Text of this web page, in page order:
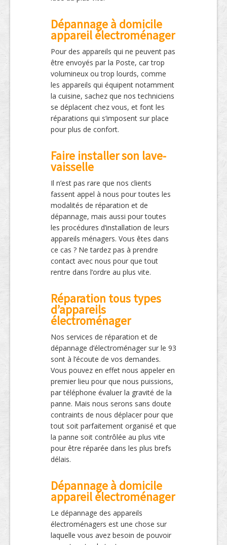
Dépannage à domicile
appareil électroménager
Pour des appareils qui ne peuvent pas
être envoyés par la Poste, car trop
volumineux ou trop lourds, comme
les appareils qui équipent notamment
la cuisine, sachez que nos techniciens
se déplacent chez vous, et font les
réparations qui s’imposent sur place
pour plus de confort.
Faire installer son lave-
vaisselle
Il n’est pas rare que nos clients
fassent appel à nous pour toutes les
modalités de réparation et de
dépannage, mais aussi pour toutes
les procédures d’installation de leurs
appareils ménagers. Vous êtes dans
ce cas ? Ne tardez pas à prendre
contact avec nous pour que tout
rentre dans l’ordre au plus vite.
Réparation tous types
d’appareils
électroménager
Nos services de réparation et de
dépannage d’électroménager sur le 93
sont à l’écoute de vos demandes.
Vous pouvez en effet nous appeler en
premier lieu pour que nous puissions,
par téléphone évaluer la gravité de la
panne. Mais nous serons sans doute
contraints de nous déplacer pour que
tout soit parfaitement organisé et que
la panne soit contrôlée au plus vite
pour être réparée dans les plus brefs
délais.
Dépannage à domicile
appareil électroménager
Le dépannage des appareils
électroménagers est une chose sur
laquelle vous avez besoin de pouvoir